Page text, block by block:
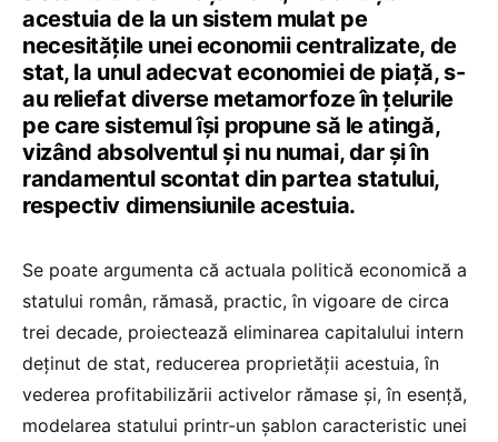
acestuia de la un sistem mulat pe
necesitățile unei economii centralizate, de
stat, la unul adecvat economiei de piață, s-
au reliefat diverse metamorfoze în țelurile
pe care sistemul își propune să le atingă,
vizând absolventul și nu numai, dar și în
randamentul scontat din partea statului,
respectiv dimensiunile acestuia.
Se poate argumenta că actuala politică economică a
statului român, rămasă, practic, în vigoare de circa
trei decade, proiectează eliminarea capitalului intern
deținut de stat, reducerea proprietății acestuia, în
vederea profitabilizării activelor rămase și, în esență,
modelarea statului printr-un șablon caracteristic unei